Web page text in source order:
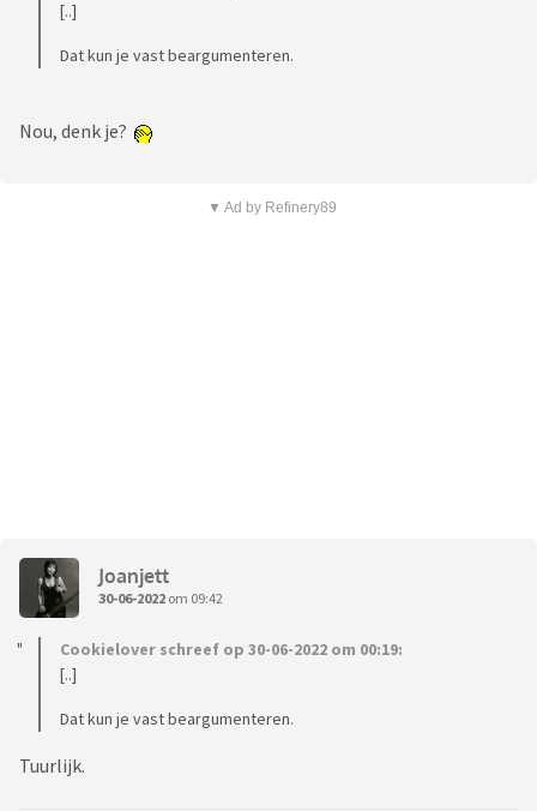
[..]
Dat kun je vast beargumenteren.
Nou, denk je?
▼ Ad by Refinery89
Joanjett
30-06-2022 om 09:42
Cookielover schreef op 30-06-2022 om 00:19:
[..]
Dat kun je vast beargumenteren.
Tuurlijk.